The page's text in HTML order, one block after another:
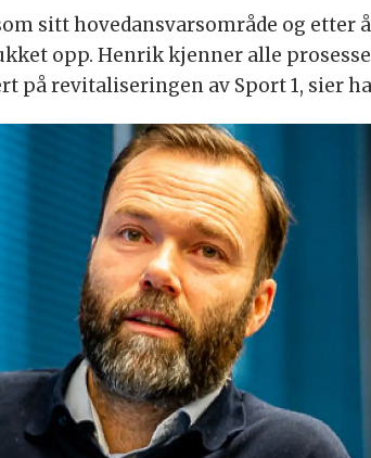
sitt hovedansvarsområde og etter
opp. Henrik kjenner alle
på revitaliseringen av Sport 1, sier